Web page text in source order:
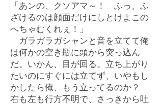
「あンの、クソアマ～！ ふっ、ふ
ざけるのは顔面だけにしとけよこの
へちゃむくれぇ！」
ガラガラガシャンと音を立てて俺
は何かの空き瓶に頭から突っ込ん
だ。いかん、目が回る。立ち上がり
たいのにすぐには立てず、いやもし
かしたら俺、もう立ってるのか？
右も左も行方不明で、さっきから吐